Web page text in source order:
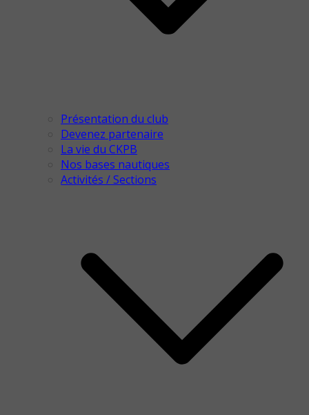
Présentation du club
Devenez partenaire
La vie du CKPB
Nos bases nautiques
Activités / Sections